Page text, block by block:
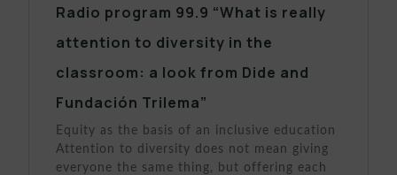
Radio program 99.9 “What is really
attention to diversity in the
classroom: a look from Dide and
Fundación Trilema”
Equity as the basis of an inclusive education
Attention to diversity does not mean giving
everyone the same thing, but offering each